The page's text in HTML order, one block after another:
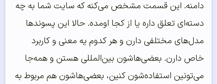
دامنه. این قسمت مشخص می‌کنه که سایت شما به چه
دسته‌ای تعلق داره یا از کجا اومده. حالا این پسوندها
مدل‌های مختلفی دارن و هر کدوم یه معنی و کاربرد
خاص دارن. بعضی‌هاشون بین‌المللی هستن و همه‌جا
می‌تونین استفاده‌شون کنین، بعضی‌هاشون هم مربوط به